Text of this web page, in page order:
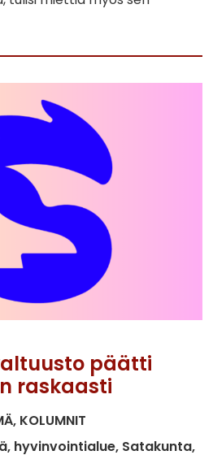
päätti
raskaasti
KOLUMNIT
hyvinvointialue Satakunta